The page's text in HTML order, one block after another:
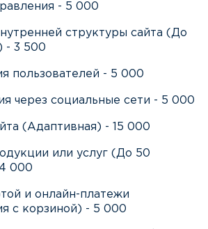
- 5 000
структуры сайта (До
- 3 500
пользователей - 5 000
через социальные сети - 5 000
(Адаптивная) - 15 000
или услуг (До 50
000
и онлайн-платежи
с корзиной) - 5 000